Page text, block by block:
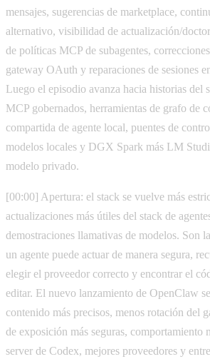
mensajes, sugerencias de marketplace,
alternativo, visibilidad de actualización/
de políticas MCP de subagentes,
gateway OAuth y reparaciones de sesiones
Luego el episodio avanza hacia historias del
MCP gobernados, herramientas de grafo de
compartida de agente local, puentes de
modelos locales y DGX Spark más LM
modelo privado.
[00:00] Apertura: el stack se vuelve más
actualizaciones más útiles del stack de
demostraciones llamativas de modelos. Son
un agente puede actuar de manera segura,
elegir el proveedor correcto y encontrar el
editar. El nuevo lanzamiento de OpenClaw
contenido más precisos, menos rotación del
de exposición más seguras, comportamiento
server de Codex, mejores proveedores y